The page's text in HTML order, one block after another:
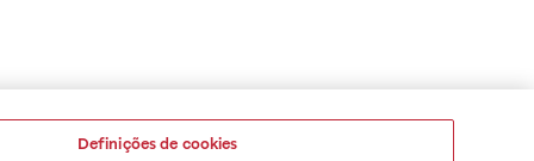
Definições de cookies